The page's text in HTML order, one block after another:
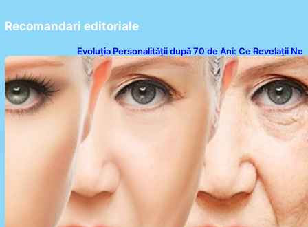
Recomandari editoriale
Evoluția Personalității după 70 de Ani: Ce Revelații Ne
Oferă Studiile Psihologice